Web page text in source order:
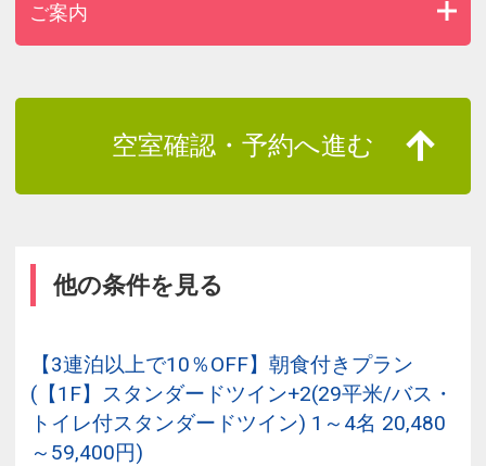
ご案内
空室確認・予約へ進む
他の条件を見る
【3連泊以上で10％OFF】朝食付きプラン
(【1F】スタンダードツイン+2(29平米/バス・
トイレ付スタンダードツイン) 1～4名 20,480
～59,400円)